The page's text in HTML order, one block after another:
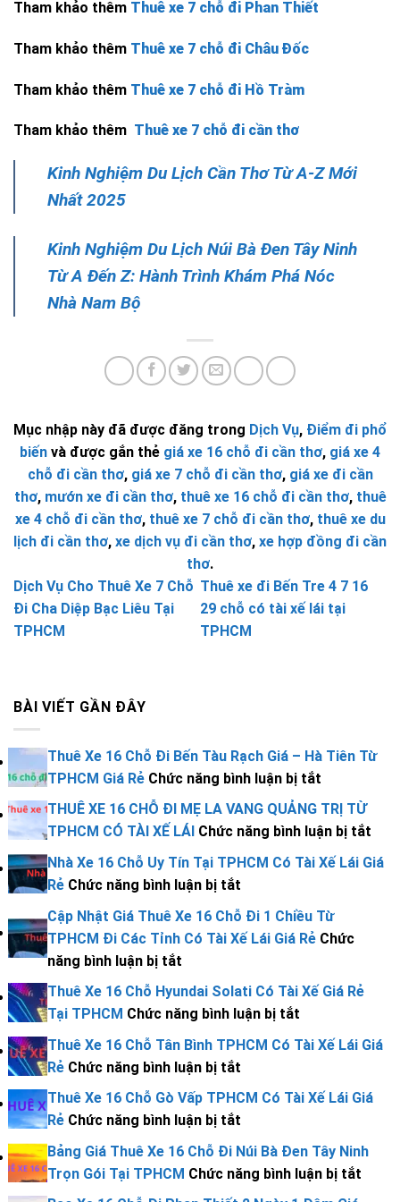
Tham khảo thêm Thuê xe 7 chỗ đi Phan Thiết
Tham khảo thêm Thuê xe 7 chỗ đi Châu Đốc
Tham khảo thêm Thuê xe 7 chỗ đi Hồ Tràm
Tham khảo thêm Thuê xe 7 chỗ đi cần thơ
Kinh Nghiệm Du Lịch Cần Thơ Từ A-Z Mới
Nhất 2025
Kinh Nghiệm Du Lịch Núi Bà Đen Tây Ninh
Từ A Đến Z: Hành Trình Khám Phá Nóc
Nhà Nam Bộ
Mục nhập này đã được đăng trong Dịch Vụ, Điểm đi phổ
biến và được gắn thẻ giá xe 16 chỗ đi cần thơ, giá xe 4
chỗ đi cần thơ, giá xe 7 chỗ đi cần thơ, giá xe đi cần
thơ, mướn xe đi cần thơ, thuê xe 16 chỗ đi cần thơ, thuê
xe 4 chỗ đi cần thơ, thuê xe 7 chỗ đi cần thơ, thuê xe du
lịch đi cần thơ, xe dịch vụ đi cần thơ, xe hợp đồng đi cần
thơ.
Dịch Vụ Cho Thuê Xe 7 Chỗ
Đi Cha Diệp Bạc Liêu Tại
TPHCM
Thuê xe đi Bến Tre 4 7 16
29 chỗ có tài xế lái tại
TPHCM
BÀI VIẾT GẦN ĐÂY
Thuê Xe 16 Chỗ Đi Bến Tàu Rạch Giá – Hà Tiên Từ
TPHCM Giá Rẻ Chức năng bình luận bị tắtở
Thuê
Xe
16
Chỗ
Bến
Tàu
–
Tiên
TPHCM
THUÊ XE 16 CHỖ ĐI MẸ LA VANG QUẢNG TRỊ TỪ
TPHCM CÓ TÀI XẾ LÁI Chức năng bình luận bị tắtở
TRỊ
Nhà Xe 16 Chỗ Uy Tín Tại TPHCM Có Tài Xế Lái Giá
Rẻ Chức năng bình luận bị tắtở
Nhà
Xe
Uy
Tín
Tại
TPHCM
Tài
Xế
Lái
Giá
Rẻ
Cập Nhật Giá Thuê Xe 16 Chỗ Đi 1 Chiều Từ
TPHCM Đi Các Tỉnh Có Tài Xế Lái Giá Rẻ Chức
năng bình luận bị tắtở
Cập
Nhật
Giá
Thuê
Xe
16
Chỗ
1
Chiều
Thuê Xe 16 Chỗ Hyundai Solati Có Tài Xế Giá Rẻ
Tại TPHCM Chức năng bình luận bị tắtở
Thuê
Chỗ
Solati
Có
Thuê Xe 16 Chỗ Tân Bình TPHCM Có Tài Xế Lái Giá
Rẻ Chức năng bình luận bị tắtở
Thuê
Chỗ
Tân
Thuê Xe 16 Chỗ Gò Vấp TPHCM Có Tài Xế Lái Giá
Rẻ Chức năng bình luận bị tắtở
Thuê
Xe
16
Bảng Giá Thuê Xe 16 Chỗ Đi Núi Bà Đen Tây Ninh
Trọn Gói Tại TPHCM Chức năng bình luận bị tắtở